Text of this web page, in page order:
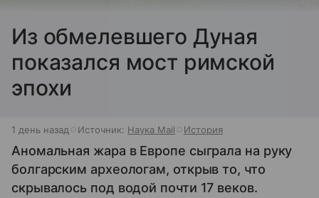
Из обмелевшего Дуная
показался мост римской
эпохи
1 день назад Источник: Наука Mail История
Аномальная жара в Европе сыграла на руку
болгарским археологам, открыв то, что
скрывалось под водой почти 17 веков.